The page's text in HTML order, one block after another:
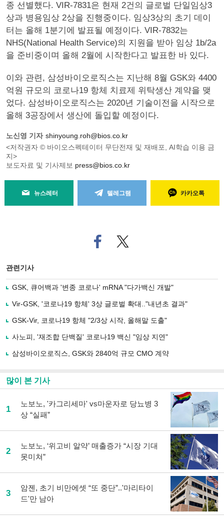
종 선별했다. VIR-7831은 현재 2건의 글로벌 단일임상3
상과 병용임상 2상을 진행중이다. 임상3상의 초기 데이
터는 올해 1분기에 발표될 예정이다. VIR-7832는
NHS(National Health Service)의 지원을 받아 임상 1b/2a
을 준비중이며 올해 2월에 시작한다고 발표한 바 있다.
이와 관련, 삼성바이오로직스는 지난해 8월 GSK와 4400
억원 규모의 코로나19 항체 치료제 위탁생산 계약을 맺
었다. 삼성바이오로직스는 2020년 기술이전을 시작으로
올해 3공장에서 생산에 돌입할 예정이다.
노신영 기자 shinyoung.roh@bios.co.kr
<저작권자 © 바이오스펙테이터 무단전재 및 재배포, AI학습 이용 금
지>
보도자료 및 기사제보 press@bios.co.kr
뉴스레터 텔레그램 카카오톡
페
이
로
기
사
유
기
트위
터로
관련기사
GSK, 큐어백과 '변종 코로나' mRNA "다가백신 개발"
Vir-GSK, '코로나19 항체' 3상 글로벌 확대.."내년초 결과"
GSK-Vir, 코로나19 항체 "2/3상 시작, 올해말 도출"
사노피, '재조합 단백질' 코로나19 백신 "임상 지연"
삼성바이오로직스, GSK와 2840억 규모 CMO 계약
많이 본 기사
1
노보노, '카그리세마' vs마운자로 당뇨병 3
상 “실패”
2
노보노, ‘위고비 알약’ 매출증가 “시장 기대
못미쳐”
3
암젠, 초기 비만에셋 “또 중단”..'마리타이
드'만 남아